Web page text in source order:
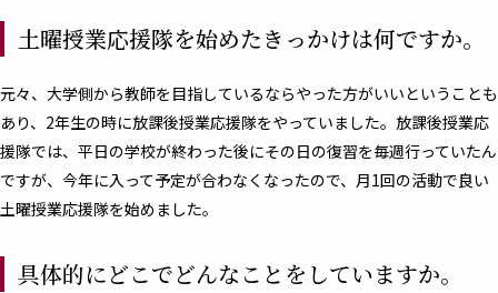
土曜授業応援隊を始めたきっかけは何ですか。
――元々、大学側から教師を目指しているならやった方がいいということも
あり、2年生の時に放課後授業応援隊をやっていました。放課後授業応
援隊では、平日の学校が終わった後にその日の復習を毎週行っていたん
ですが、今年に入って予定が合わなくなったので、月1回の活動で良い
土曜授業応援隊を始めました。
具体的にどこでどんなことをしていますか。